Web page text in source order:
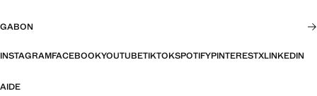
GABON
INSTAGRAMFACEBOOKYOUTUBETIKTOKSPOTIFYPINTERESTXLINKEDIN
AIDE